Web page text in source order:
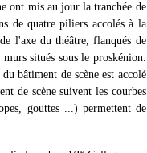
ont mis au jour la tranchée de
de quatre piliers accolés à la
l'axe du théâtre, flanqués de
situés sous le proskénion.
bâtiment de scène est accolé
de scène suivent les courbes
gouttes ...) permettent de